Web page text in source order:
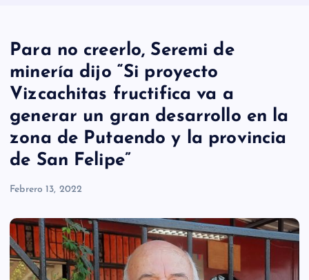
Para no creerlo, Seremi de
minería dijo “Si proyecto
Vizcachitas fructifica va a
generar un gran desarrollo en la
zona de Putaendo y la provincia
de San Felipe”
Febrero 13, 2022